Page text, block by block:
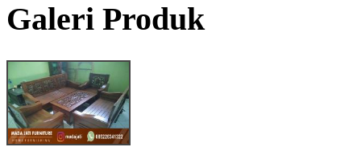
Galeri Produk